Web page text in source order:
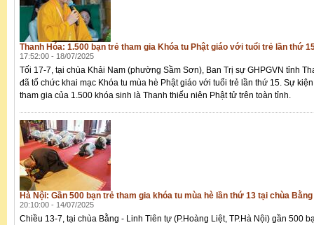
Thanh Hóa: 1.500 bạn trẻ tham gia Khóa tu Phật giáo với tuổi trẻ lần thứ
17:52:00 - 18/07/2025
Tối 17-7, tại chùa Khải Nam (phường Sầm Sơn), Ban Trị sự GHPGVN tỉnh
đã tổ chức khai mạc Khóa tu mùa hè Phật giáo với tuổi trẻ lần thứ 15. Sự
tham gia của 1.500 khóa sinh là Thanh thiếu niên Phật tử trên toàn tỉnh.
Hà Nội: Gần 500 bạn trẻ tham gia khóa tu mùa hè lần thứ 13 tại chùa Bằng
20:10:00 - 14/07/2025
Chiều 13-7, tại chùa Bằng - Linh Tiên tự (P.Hoàng Liệt, TP.Hà Nội) gần 500